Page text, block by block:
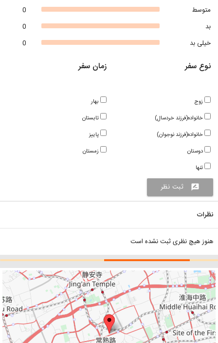
0
متوسط
0
بد
0
خیلی بد
زمان سفر
بهار
تابستان
پاییز
زمستان
نوع سفر
زوج
خانواده(فرزند خردسال)
خانواده(فرزند نوجوان)
دوستان
تنها
rate_review ثبت نظر
نظرات
هنوز هیچ نظری ثبت نشده است